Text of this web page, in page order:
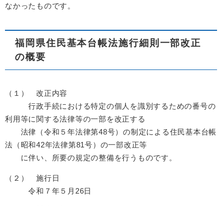
なかったものです。
福岡県住民基本台帳法施行細則一部改正
の概要
（１） 改正内容
行政手続における特定の個人を識別するための番号の
利用等に関する法律等の一部を改正する
法律（令和５年法律第48号）の制定による住民基本台帳
法（昭和42年法律第81号）の一部改正等
に伴い、所要の規定の整備を行うものです。
（２） 施行日
令和７年５月26日